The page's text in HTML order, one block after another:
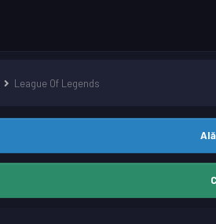
League Of Legends